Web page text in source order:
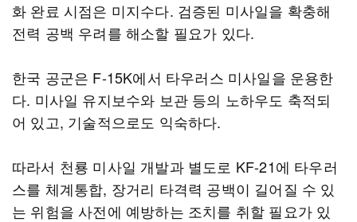
화 완료 시점은 미지수다. 검증된 미사일을 확충해
전력 공백 우려를 해소할 필요가 있다.
한국 공군은 F-15K에서 타우러스 미사일을 운용한
다. 미사일 유지보수와 보관 등의 노하우도 축적되
어 있고, 기술적으로도 익숙하다.
따라서 천룡 미사일 개발과 별도로 KF-21에 타우러
스를 체계통합, 장거리 타격력 공백이 길어질 수 있
는 위험을 사전에 예방하는 조치를 취할 필요가 있